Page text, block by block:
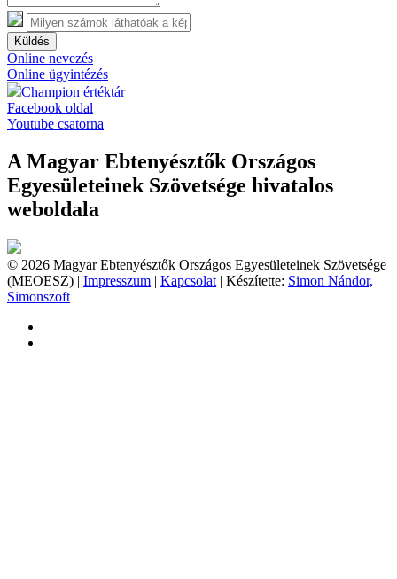
Küldés
Online nevezés
Online ügyintézés
Champion értéktár
Facebook oldal
Youtube csatorna
A Magyar Ebtenyésztők Országos
Egyesületeinek Szövetsége hivatalos
weboldala
© 2026 Magyar Ebtenyésztők Országos Egyesületeinek Szövetsége
(MEOESZ) | Impresszum | Kapcsolat | Készítette: Simon Nándor,
Simonszoft